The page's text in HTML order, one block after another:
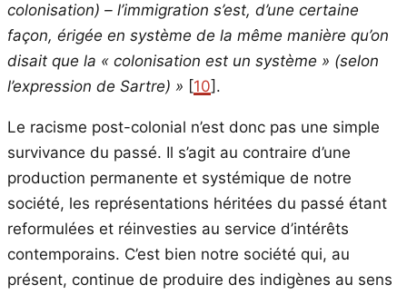
colonisation) – l’immigration s’est, d’une certaine
façon, érigée en système de la même manière qu’on
disait que la « colonisation est un système » (selon
l’expression de Sartre) » [10].
Le racisme post-colonial n’est donc pas une simple
survivance du passé. Il s’agit au contraire d’une
production permanente et systémique de notre
société, les représentations héritées du passé étant
reformulées et réinvesties au service d’intérêts
contemporains. C’est bien notre société qui, au
présent, continue de produire des indigènes au sens